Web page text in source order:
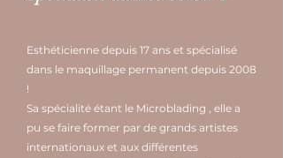
Esthéticienne depuis 17 ans et spécialisé
dans le maquillage permanent depuis 2008
!
Sa spécialité étant le Microblading , elle a
pu se faire former par de grands artistes
internationaux et aux différentes